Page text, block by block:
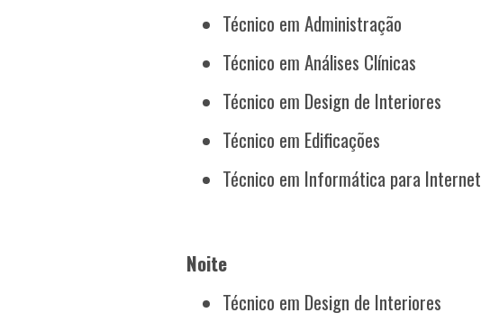
Técnico em Administração
Técnico em Análises Clínicas
Técnico em Design de Interiores
Técnico em Edificações
Técnico em Informática para Internet
Noite
Técnico em Design de Interiores